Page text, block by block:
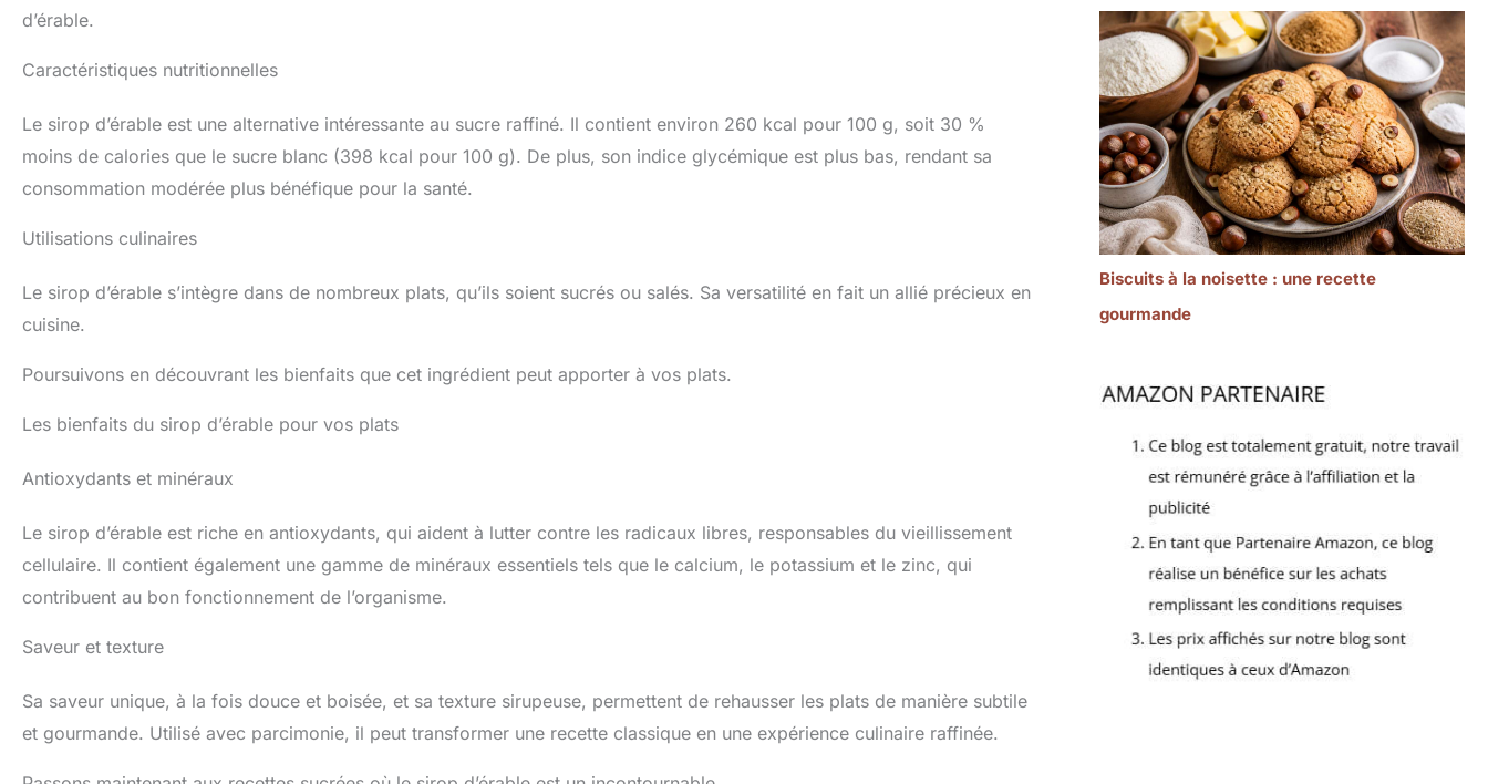
d’érable.
Caractéristiques nutritionnelles
Le sirop d’érable est une alternative intéressante au sucre raffiné. Il contient environ 260 kcal pour 100 g, soit 30 %
moins de calories que le sucre blanc (398 kcal pour 100 g). De plus, son indice glycémique est plus bas, rendant sa
consommation modérée plus bénéfique pour la santé.
Utilisations culinaires
Le sirop d’érable s’intègre dans de nombreux plats, qu’ils soient sucrés ou salés. Sa versatilité en fait un allié précieux en
cuisine.
Poursuivons en découvrant les bienfaits que cet ingrédient peut apporter à vos plats.
Les bienfaits du sirop d’érable pour vos plats
Antioxydants et minéraux
Le sirop d’érable est riche en antioxydants, qui aident à lutter contre les radicaux libres, responsables du vieillissement
cellulaire. Il contient également une gamme de minéraux essentiels tels que le calcium, le potassium et le zinc, qui
contribuent au bon fonctionnement de l’organisme.
Saveur et texture
Sa saveur unique, à la fois douce et boisée, et sa texture sirupeuse, permettent de rehausser les plats de manière subtile
et gourmande. Utilisé avec parcimonie, il peut transformer une recette classique en une expérience culinaire raffinée.
Biscuits à la noisette : une recette
gourmande